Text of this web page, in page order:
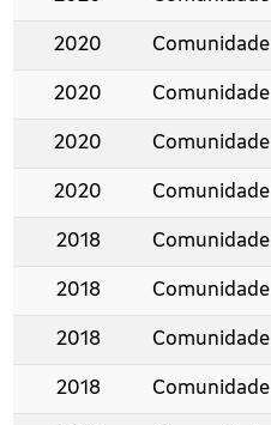
2020 Comunidade
2020 Comunidade
2020 Comunidade
2020 Comunidade
2018 Comunidade
2018 Comunidade
2018 Comunidade
2018 Comunidade